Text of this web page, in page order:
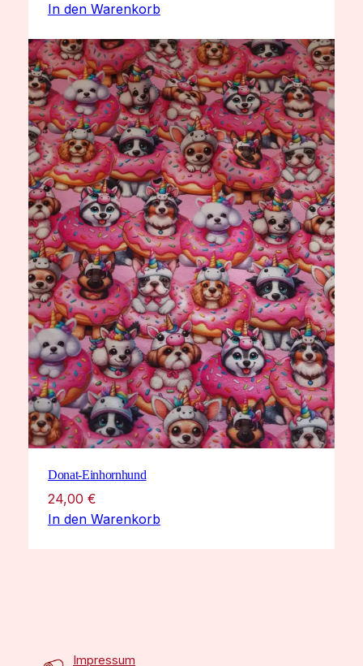
In den Warenkorb
Donat-Einhornhund
24,00 €
In den Warenkorb
Impressum